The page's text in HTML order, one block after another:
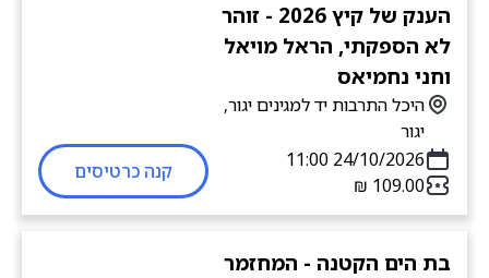
הענק של קיץ 2026 - זוהר
לא הספקתי, הראל מויאל
וחני נחמיאס
היכל התרבות יד למגינים יגור,
יגור
24/10/2026 11:00
קנה כרטיסים
בת הים הקטנה - המחזמר